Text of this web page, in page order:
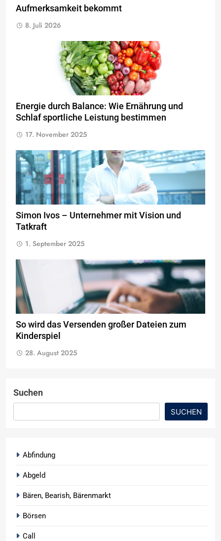
Aufmerksamkeit bekommt
8. Juli 2026
Energie durch Balance: Wie Ernährung und
Schlaf sportliche Leistung bestimmen
17. November 2025
Simon Ivos – Unternehmer mit Vision und
Tatkraft
1. September 2025
So wird das Versenden großer Dateien zum
Kinderspiel
28. August 2025
Suchen
SUCHEN
Abfindung
Abgeld
Bären, Bearish, Bärenmarkt
Börsen
Call